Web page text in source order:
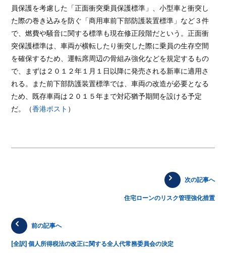
員保護を考慮した「正面衝突乗員保護標準」、小型車と衝突し
た際の巻き込みを防ぐ「商用車前下部防護装置標準」など３件
で、燃費や騒音に関する標準も現在修正段階だという。正面衝
突保護標準は、車両が横転したり衝突した際に乗員の生存空間
を確保するため、運転席周辺の骨組み強化などを規定するもの
で、まずは２０１２年１月１日以降に発売される新車に適用さ
れる。また前下部防護装置標準では、車両の改造が必要となる
ため、既存車両は２０１５年まで対応猶予期間を設ける予定
だ。（香港ポスト ）
次の記事へ
住宅ローンのリスク管理強化措置
前の記事へ
[全訳] 個人所得税法の改正に関する全人代常務委員会の決定